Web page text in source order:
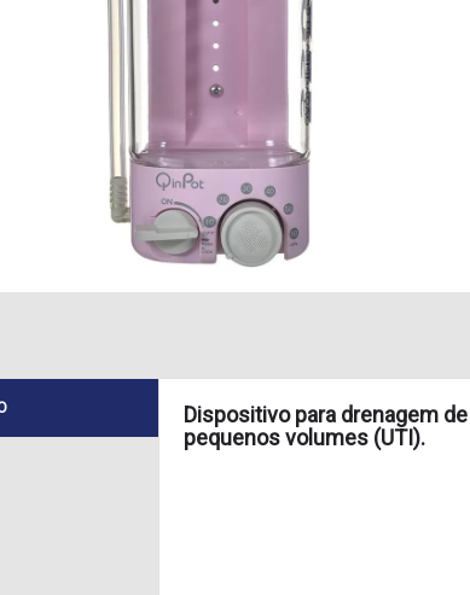
Dispositivo para drenagem
pequenos volumes (UTI).